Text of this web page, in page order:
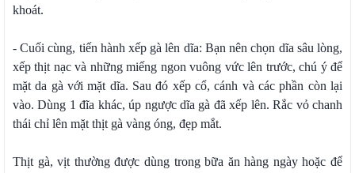
khoát.
- Cuối cùng, tiến hành xếp gà lên dĩa: Bạn nên chọn dĩa sâu lòng,
xếp thịt nạc và những miếng ngon vuông vức lên trước, chú ý để
mặt da gà với mặt dĩa. Sau đó xếp cổ, cánh và các phần còn lại
vào. Dùng 1 đĩa khác, úp ngược dĩa gà đã xếp lên. Rắc vỏ chanh
thái chỉ lên mặt thịt gà vàng óng, đẹp mắt.
Thịt gà, vịt thường được dùng trong bữa ăn hàng ngày hoặc để